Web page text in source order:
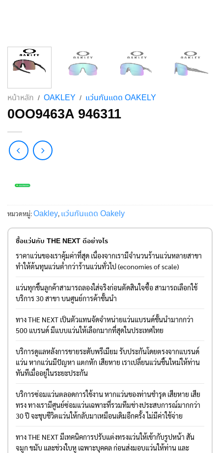
หน้าหลัก / OAKLEY / แว่นกันแดด OAKELY
0OO9463A 946311
หมวดหมู่:Oakley, แว่นกันแดด Oakely
ซื้อแว่นกับ THE NEXT ดีอย่างไร
ราคาแว่นของเราคุ้มค่าที่สุด เนื่องจากเรามีจำนวนร้านแว่นหลายสาขา
ทำให้ต้นทุนแว่นต่ำกว่าร้านแว่นทั่วไป (economies of scale)
แว่นทุกชิ้นลูกค้าสามารถลองใส่จริงก่อนตัดสินใจซื้อ สามารถเลือกใช้
บริการ 30 สาขา บนศูนย์การค้าชั้นนำ
ทาง THE NEXT เป็นตัวแทนจัดจำหน่ายแว่นแบรนด์ชั้นนำมากกว่า
500 แบรนด์ มีแบบแว่นให้เลือกมากที่สุดในประเทศไทย
บริการดูแลหลังการขายระดับพรีเมียม รับประกันโดยตรงจากแบรนด์
แว่น หากแว่นมีปัญหา แตกหัก เสียหาย เราเปลี่ยนแว่นชิ้นใหม่ให้ท่าน
ทันทีเมื่ออยู่ในระยะประกัน
บริการซ่อมแว่นตลอดการใช้งาน หากแว่นของท่านชำรุด เสียหาย เสีย
ทรง ทางเรามีศูนย์ซ่อมแว่นเฉพาะที่รวมทีมช่างประสบการณ์มากกว่า
30 ปี จะชุบชีวิตแว่นให้กลับมาเหมือนเดิมอีกครั้ง ไม่มีค่าใช้จ่าย
ทาง THE NEXT มีเทคนิคการปรับแต่งทรงแว่นให้เข้ากับรูปหน้า สัน
จมูก ขมับ และช่วงใบหู เฉพาะบุคคล ก่อนส่งมอบแว่นให้ท่าน และ